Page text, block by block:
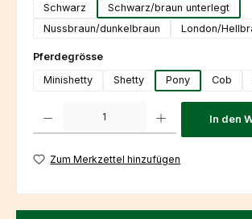
Schwarz
Schwarz/braun unterlegt
Nussbraun/dunkelbraun
London/
Pferdegrösseauswählen
Minishetty
Shetty Pony Cob
Produkt Anzahl: Gib den gewünschten Wert
In den
Zum Merkzettel hinzufügen